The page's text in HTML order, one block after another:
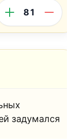
81
задумался